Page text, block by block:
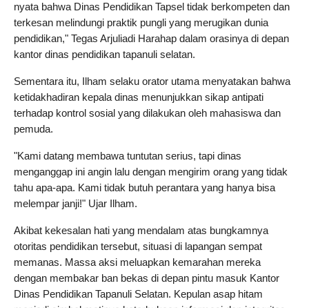
nyata bahwa Dinas Pendidikan Tapsel tidak berkompeten dan
terkesan melindungi praktik pungli yang merugikan dunia
pendidikan," Tegas Arjuliadi Harahap dalam orasinya di depan
kantor dinas pendidikan tapanuli selatan.
Sementara itu, Ilham selaku orator utama menyatakan bahwa
ketidakhadiran kepala dinas menunjukkan sikap antipati
terhadap kontrol sosial yang dilakukan oleh mahasiswa dan
pemuda.
"Kami datang membawa tuntutan serius, tapi dinas
menganggap ini angin lalu dengan mengirim orang yang tidak
tahu apa-apa. Kami tidak butuh perantara yang hanya bisa
melempar janji!" Ujar Ilham.
Akibat kekesalan hati yang mendalam atas bungkamnya
otoritas pendidikan tersebut, situasi di lapangan sempat
memanas. Massa aksi meluapkan kemarahan mereka
dengan membakar ban bekas di depan pintu masuk Kantor
Dinas Pendidikan Tapanuli Selatan. Kepulan asap hitam